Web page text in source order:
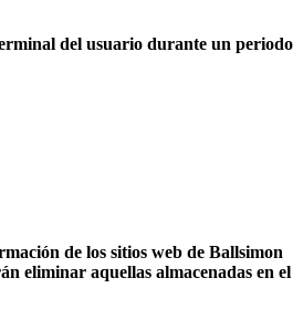
del usuario durante un periodo
de los sitios web de Ballsimon
eliminar aquellas almacenadas en el